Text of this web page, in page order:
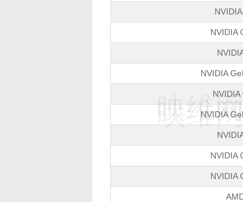
NVIDIA
NVIDIA
NVIDIA
NVIDIA
NVIDIA
映维
映维